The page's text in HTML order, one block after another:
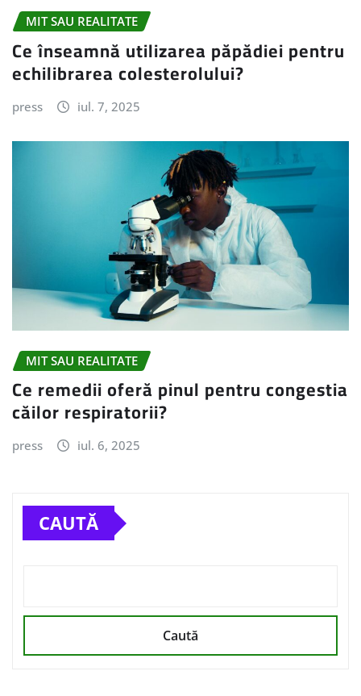
MIT SAU REALITATE
Ce înseamnă utilizarea păpădiei pentru
echilibrarea colesterolului?
press iul. 7, 2025
MIT SAU REALITATE
Ce remedii oferă pinul pentru congestia
căilor respiratorii?
press iul. 6, 2025
CAUTĂ
Caută